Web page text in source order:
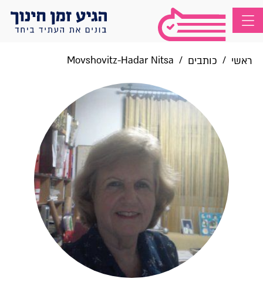
ראשי / כותבים /
Movshovitz-Hadar Nitsa